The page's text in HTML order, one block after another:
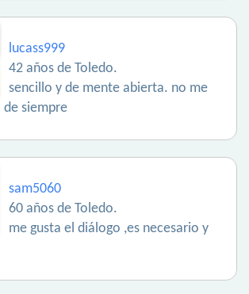
lucass999
42 años de Toledo.
sencillo y de mente abierta. no me
siempre
sam5060
60 años de Toledo.
me gusta el diálogo ,es necesario y